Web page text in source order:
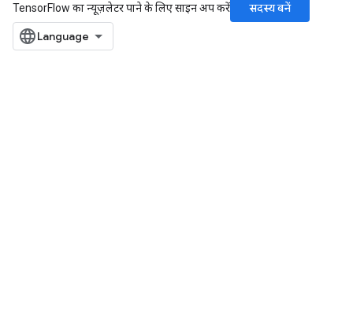
TensorFlow का न्यूज़लेटर पाने के लिए साइन अप करें
सदस्य बनें